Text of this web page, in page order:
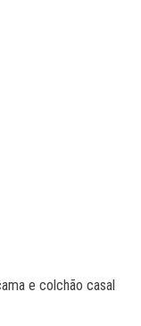
e colchão casal